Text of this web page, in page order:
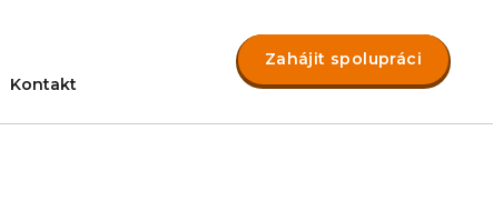
Kontakt
Zahájit spolupráci